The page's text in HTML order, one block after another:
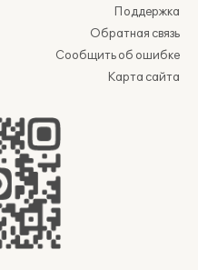
Поддержка
Обратная связь
Сообщить об ошибке
Карта сайта